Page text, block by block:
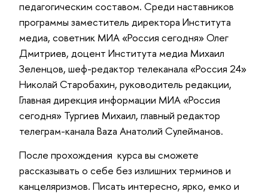
педагогическим составом. Среди наставников
программы заместитель директора Института
медиа, советник МИА «Россия сегодня» Олег
Дмитриев, доцент Института медиа Михаил
Зеленцов, шеф-редактор телеканала «Россия 24»
Николай Старобахин, руководитель редакции,
Главная дирекция информации МИА «Россия
сегодня» Тургиев Михаил, главный редактор
телеграм-канала Baza Анатолий Сулейманов.
После прохождения курса вы сможете
рассказывать о себе без излишних терминов и
канцеляризмов. Писать интересно, ярко, емко и